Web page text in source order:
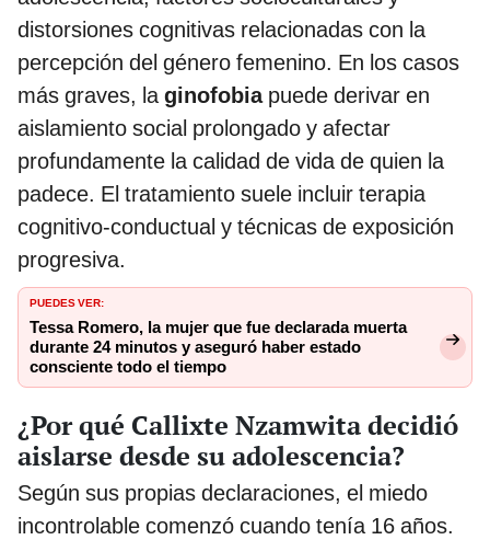
distorsiones cognitivas relacionadas con la
percepción del género femenino. En los casos
más graves, laginofobiapuede derivar en
aislamiento social prolongado y afectar
profundamente la calidad de vida de quien la
padece. El tratamiento suele incluir terapia
cognitivo-conductual y técnicas de exposición
progresiva.
PUEDES VER:
Tessa Romero, la mujer que fue declarada muerta
durante 24 minutos y aseguró haber estado
consciente todo el tiempo
¿Por qué Callixte Nzamwita decidió
aislarse desde su adolescencia?
Según sus propias declaraciones, el miedo
incontrolable comenzó cuando tenía 16 años.